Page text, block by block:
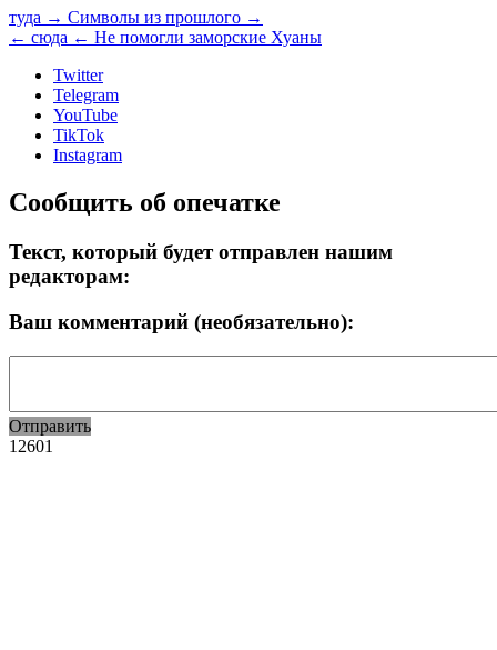
туда → Символы из прошлого →
← сюда ← Не помогли заморские Хуаны
Twitter
Telegram
YouTube
TikTok
Instagram
Сообщить об опечатке
Текст, который будет отправлен нашим
редакторам:
Ваш комментарий (необязательно):
Отправить
12601